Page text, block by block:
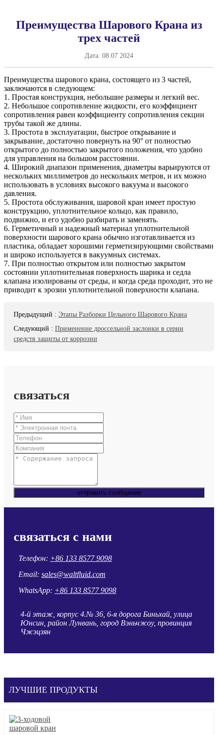
Преимущества Шарового Крана из
трех частей
Дата: 08.07 2024
Преимущества шарового крана, состоящего из 3 частей,
заключаются в следующем:
1. Простая конструкция, небольшие размеры и легкий вес.
2. Небольшое сопротивление жидкости, его коэффициент
сопротивления равен коэффициенту сопротивления секции
трубы такой же длины.
3. Простота в эксплуатации, быстрое открывание и
закрывание, достаточно повернуть на 90° от полностью
открытого до полностью закрытого положения, что удобно
для управления на большом расстоянии.
4. Широкий диапазон применения, диаметры варьируются от
нескольких миллиметров до нескольких метров, и их можно
использовать в условиях высокого вакуума и высокого
давления.
5. Простота обслуживания, шаровой кран имеет простую
конструкцию, уплотнительное кольцо, как правило,
подвижно, и его удобно разбирать и заменять.
6. Герметичный и надежный материал уплотнительной
поверхности шарового крана обычно изготавливается из
пластика, обладает хорошими герметизирующими свойствами
и широко используется в вакуумных системах.
7. При полностью открытом или полностью закрытом
состоянии уплотнительная поверхность шарика и седла
клапана изолированы от среды, и когда среда проходит, это не
приводит к эрозии уплотнительной поверхности клапана.
Предыдущий : Этапы Разборки Цельного Шарового Крана
Следующий : Применение дроссельной заслонки в серии
средств защиты от коррозии
связаться
отправить сообщение
связаться с нами
Телефон: +86 133 8577 9098
Email: sales@waltfluid.com
WhatsApp: +86 133 8577 9098
4-й этаж, корпус 4.№ 36, 6-я дорога Биньхай, улица
Юнсин, район Лунвань, город Вэньчжоу, провинция
Чжэцзян
ЛУЧШИЕ ПРОДУКТЫ